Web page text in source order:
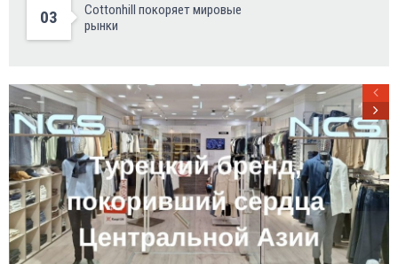
03
Cottonhill покоряет мировые
рынки